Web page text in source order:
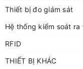
Thiết bị đo giám sát
Hệ thống kiểm soát ra
RFID
THIẾT BỊ KHÁC